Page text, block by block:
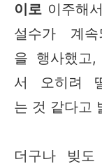
이로 이주해
설수가 계속
을 행사했고
서 오히려
는 것 같다고
더구나 빚도